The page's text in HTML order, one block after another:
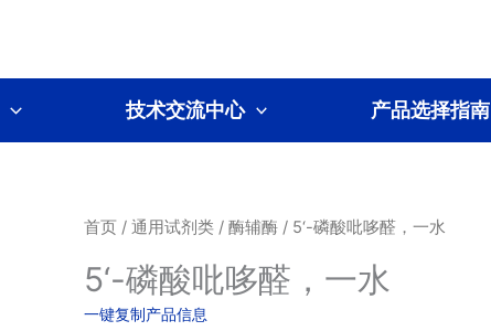
技术交流中心 产品选择指南
首页/ 通用试剂类/ 酶辅酶/ 5‘-磷酸吡哆醛，一水
5‘-磷酸吡哆醛，一水
一键复制产品信息